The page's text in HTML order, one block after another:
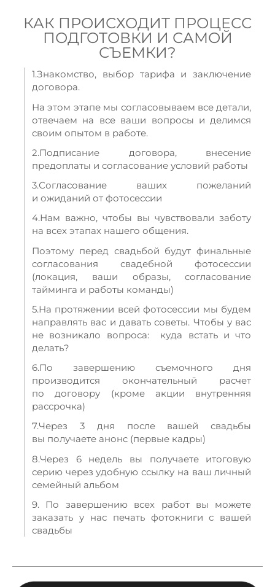
КАК ПРОИСХОДИТ ПРОЦЕСС
ПОДГОТОВКИ И САМОЙ
СЪЕМКИ?
1.Знакомство, выбор тарифа и заключение
договора.
На этом этапе мы согласовываем все детали,
отвечаем на все ваши вопросы и делимся
своим опытом в работе.
2.Подписание договора, внесение
предоплаты и согласование условий работы
3.Согласование ваших пожеланий
и ожиданий от фотосессии
4.Нам важно, чтобы вы чувствовали заботу
на всех этапах нашего общения.
Поэтому перед свадьбой будут финальные
согласования свадебной фотосессии
(локация, ваши образы, согласование
тайминга и работы команды)
5.На протяжении всей фотосессии мы будем
направлять вас и давать советы. Чтобы у вас
не возникало вопроса: куда встать и что
делать?
6.По завершению съемочного дня
производится окончательный расчет
по договору (кроме акции внутренняя
рассрочка)
7.Через 3 дня после вашей свадьбы
вы получаете анонс (первые кадры)
8.Через 6 недель вы получаете итоговую
серию через удобную ссылку на ваш личный
семейный альбом
9. По завершению всех работ вы можете
заказать у нас печать фотокниги с вашей
свадьбы